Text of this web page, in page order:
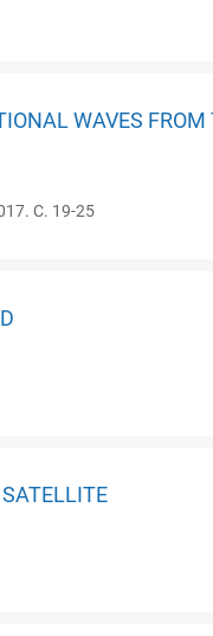
WAVES
С. 19-25